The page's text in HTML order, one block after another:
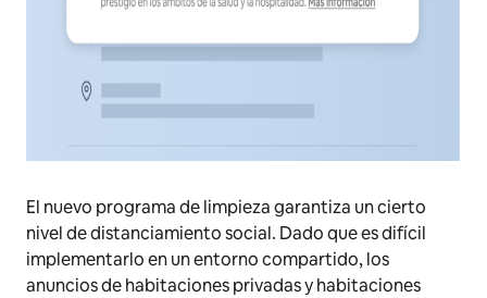
El nuevo programa de limpieza garantiza un cierto
nivel de distanciamiento social. Dado que es difícil
implementarlo en un entorno compartido, los
anuncios de habitaciones privadas y habitaciones